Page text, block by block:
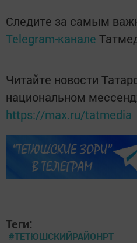
Следите за самым
Telegram-канале
Читайте новости
национальном
https://max.ru/tatmedia
Теги:
#ТЕТЮШСКИЙРАЙОНРТ